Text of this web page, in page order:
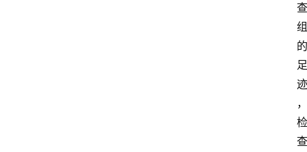
查
组
的
足
迹
，
检
查